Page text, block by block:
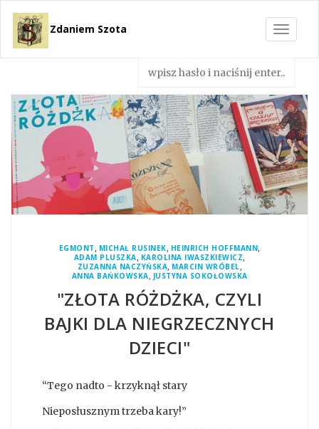
Toggle
Zdaniem Szota
EGMONT , MICHAŁ RUSINEK, HEINRICH HOFFMANN,
ADAM PLUSZKA, KAROLINA IWASZKIEWICZ,
ZUZANNA NACZYŃSKA, MARCIN WRÓBEL,
ANNA BAŃKOWSKA, JUSTYNA SOKOŁOWSKA
"ZŁOTA RÓŻDŻKA, CZYLI
BAJKI DLA NIEGRZECZNYCH
DZIECI"
“Tego nadto - krzyknął stary
Nieposłusznym trzeba kary!”